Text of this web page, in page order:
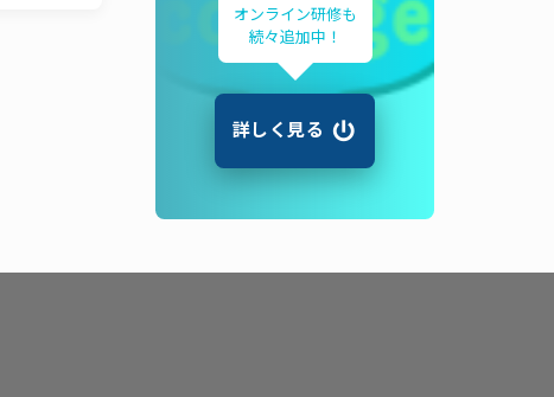
オンライン研修も
続々追加中！
詳しく見る